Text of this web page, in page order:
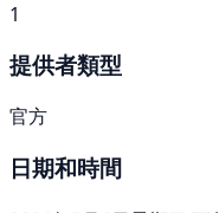
1
提供者類型
官方
日期和時間